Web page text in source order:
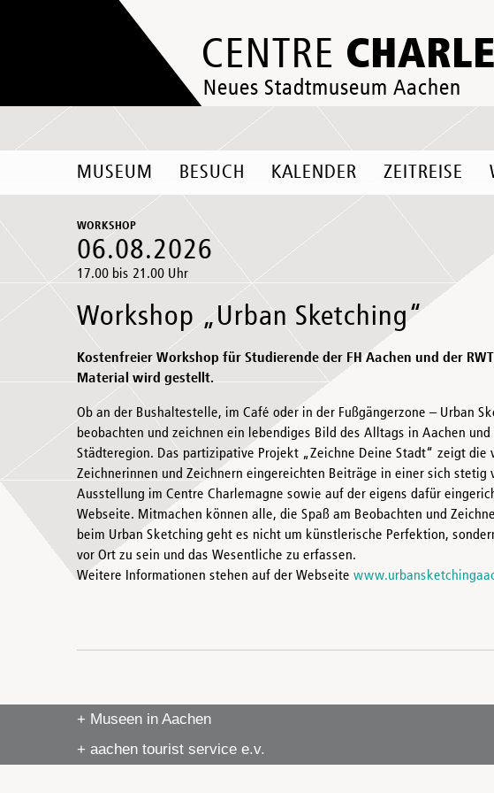
CENTRE
Neues Stadtmuseum Aachen
MUSEUM BESUCH KALENDER ZEITREISE
WORKSHOP
06.08.2026
17.00 bis 21.00 Uhr
Workshop „Urban Sketching“
Kostenfreier Workshop für Studierende der FH Aachen und der
Material wird gestellt.
Ob an der Bushaltestelle, im Café oder in der Fußgängerzone – Urban
beobachten und zeichnen ein lebendiges Bild des Alltags in Aachen und
Städteregion. Das partizipative Projekt „Zeichne Deine Stadt“ zeigt die
Zeichnerinnen und Zeichnern eingereichten Beiträge in einer sich stetig
Ausstellung im Centre Charlemagne sowie auf der eigens dafür
Webseite. Mitmachen können alle, die Spaß am Beobachten und
beim Urban Sketching geht es nicht um künstlerische Perfektion,
vor Ort zu sein und das Wesentliche zu erfassen.
Weitere Informationen stehen auf der Webseite
+ Museen in Aachen
+ aachen tourist service e.v.